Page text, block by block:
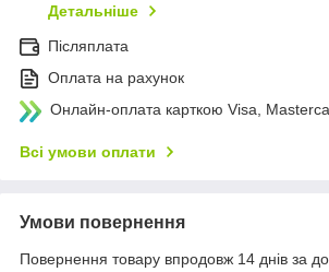
Детальніше
Післяплата
Оплата на рахунок
Онлайн-оплата карткою Visa,
Всі умови оплати
Умови повернення
Повернення товару впродовж 14 днів за